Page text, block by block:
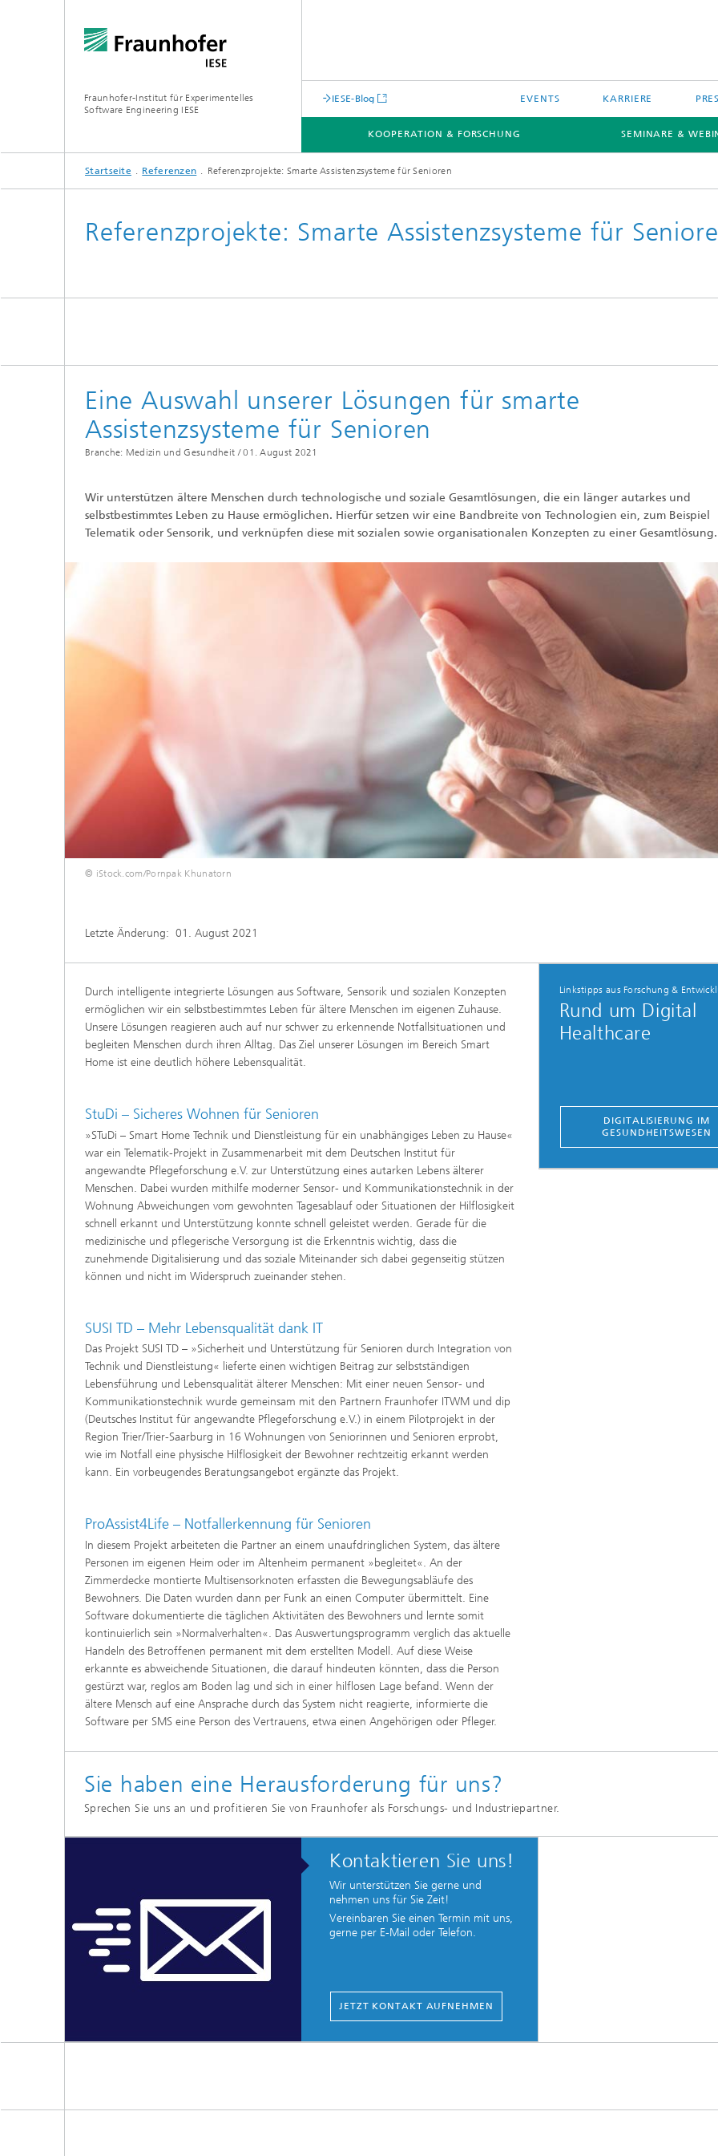
Fraunhofer-Institut für Experimentelles
Software Engineering IESE
IESE-Blog EVENTS KARRIERE
KOOPERATION & FORSCHUNG SEMINARE &
Startseite Referenzen Referenzprojekte: Smarte Assistenzsysteme für Senioren
Referenzprojekte: Smarte Assistenzsysteme für
Eine Auswahl unserer Lösungen für smarte
Assistenzsysteme für Senioren
Branche: Medizin und Gesundheit / 01. August 2021
Wir unterstützen ältere Menschen durch technologische und soziale Gesamtlösungen, die ein länger autarkes und
selbstbestimmtes Leben zu Hause ermöglichen. Hierfür setzen wir eine Bandbreite von Technologien ein, zum Beispiel
Telematik oder Sensorik, und verknüpfen diese mit sozialen sowie organisationalen Konzepten zu einer Gesamtlösung.
© iStock.com/Pornpak Khunatorn
Letzte Änderung: 01. August 2021
Durch intelligente integrierte Lösungen aus Software, Sensorik und sozialen Konzepten
ermöglichen wir ein selbstbestimmtes Leben für ältere Menschen im eigenen Zuhause.
Unsere Lösungen reagieren auch auf nur schwer zu erkennende Notfallsituationen und
begleiten Menschen durch ihren Alltag. Das Ziel unserer Lösungen im Bereich Smart
Home ist eine deutlich höhere Lebensqualität.
StuDi – Sicheres Wohnen für Senioren
»STuDi – Smart Home Technik und Dienstleistung für ein unabhängiges Leben zu Hause«
war ein Telematik-Projekt in Zusammenarbeit mit dem Deutschen Institut für
angewandte Pflegeforschung e.V. zur Unterstützung eines autarken Lebens älterer
Menschen. Dabei wurden mithilfe moderner Sensor- und Kommunikationstechnik in der
Wohnung Abweichungen vom gewohnten Tagesablauf oder Situationen der Hilflosigkeit
schnell erkannt und Unterstützung konnte schnell geleistet werden. Gerade für die
medizinische und pflegerische Versorgung ist die Erkenntnis wichtig, dass die
zunehmende Digitalisierung und das soziale Miteinander sich dabei gegenseitig stützen
können und nicht im Widerspruch zueinander stehen.
SUSI TD – Mehr Lebensqualität dank IT
Das Projekt SUSI TD – »Sicherheit und Unterstützung für Senioren durch Integration von
Technik und Dienstleistung« lieferte einen wichtigen Beitrag zur selbstständigen
Lebensführung und Lebensqualität älterer Menschen: Mit einer neuen Sensor- und
Kommunikationstechnik wurde gemeinsam mit den Partnern Fraunhofer ITWM und dip
(Deutsches Institut für angewandte Pflegeforschung e.V.) in einem Pilotprojekt in der
Region Trier/Trier-Saarburg in 16 Wohnungen von Seniorinnen und Senioren erprobt,
wie im Notfall eine physische Hilflosigkeit der Bewohner rechtzeitig erkannt werden
kann. Ein vorbeugendes Beratungsangebot ergänzte das Projekt.
ProAssist4Life – Notfallerkennung für Senioren
In diesem Projekt arbeiteten die Partner an einem unaufdringlichen System, das ältere
Personen im eigenen Heim oder im Altenheim permanent »begleitet«. An der
Zimmerdecke montierte Multisensorknoten erfassten die Bewegungsabläufe des
Bewohners. Die Daten wurden dann per Funk an einen Computer übermittelt. Eine
Software dokumentierte die täglichen Aktivitäten des Bewohners und lernte somit
kontinuierlich sein »Normalverhalten«. Das Auswertungsprogramm verglich das aktuelle
Handeln des Betroffenen permanent mit dem erstellten Modell. Auf diese Weise
erkannte es abweichende Situationen, die darauf hindeuten könnten, dass die Person
gestürzt war, reglos am Boden lag und sich in einer hilflosen Lage befand. Wenn der
ältere Mensch auf eine Ansprache durch das System nicht reagierte, informierte die
Software per SMS eine Person des Vertrauens, etwa einen Angehörigen oder Pfleger.
Linkstipps aus Forschung &
Rund um Digital
Healthcare
DIGITALISIERUNG IM
GESUNDHEITSWESEN
Sie haben eine Herausforderung für uns?
Sprechen Sie uns an und profitieren Sie von Fraunhofer als Forschungs- und Industriepartner.
Kontaktieren Sie uns!
Wir unterstützen Sie gerne und
nehmen uns für Sie Zeit!
Vereinbaren Sie einen Termin mit uns,
gerne per E-Mail oder Telefon.
JETZT KONTAKT AUFNEHMEN